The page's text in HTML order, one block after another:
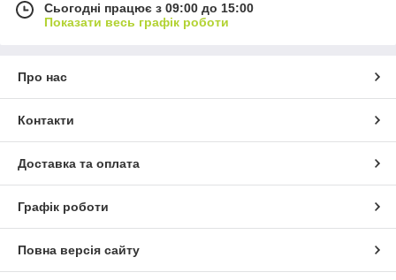
Сьогодні працює з 09:00 до 15:00
Показати весь графік роботи
Про нас
Контакти
Доставка та оплата
Графік роботи
Повна версія сайту